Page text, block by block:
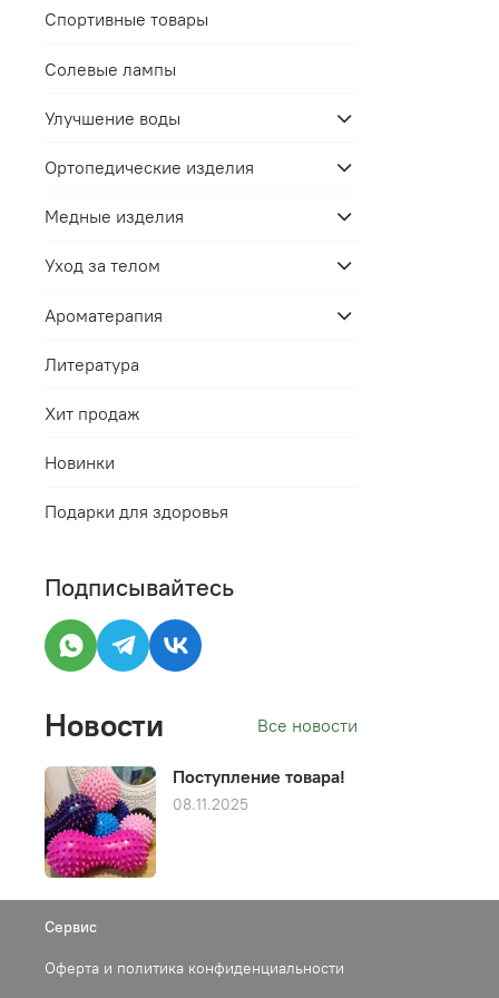
Спортивные товары
Солевые лампы
Улучшение воды
Ортопедические изделия
Медные изделия
Уход за телом
Ароматерапия
Литература
Хит продаж
Новинки
Подарки для здоровья
Подписывайтесь
Новости Все новости
Поступление товара!
08.11.2025
Сервис
Оферта и политика конфиденциальности